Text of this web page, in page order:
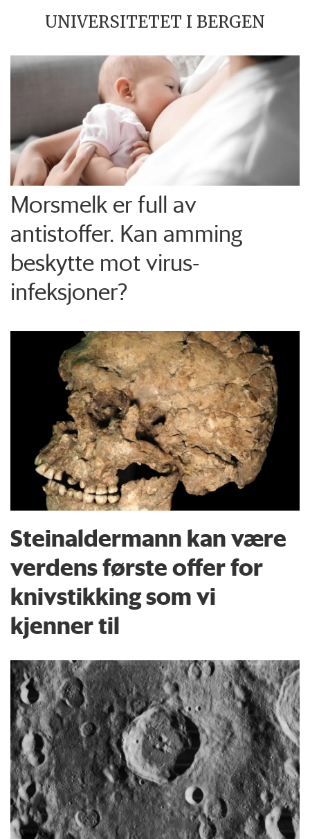
UNIVERSITETET I BERGEN
Morsmelk er full av
antistoffer. Kan amming
beskytte mot virus-
infeksjoner?
Steinaldermann kan være
verdens første offer for
knivstikking som vi
kjenner til